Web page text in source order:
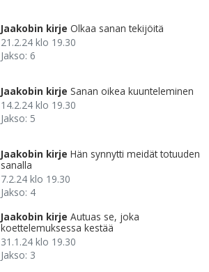
Jaakobin kirje Olkaa sanan tekijöitä
21.2.24 klo 19.30
Jakso: 6
Jaakobin kirje Sanan oikea kuunteleminen
14.2.24 klo 19.30
Jakso: 5
Jaakobin kirje Hän synnytti meidät totuuden
sanalla
7.2.24 klo 19.30
Jakso: 4
Jaakobin kirje Autuas se, joka
koettelemuksessa kestää
31.1.24 klo 19.30
Jakso: 3